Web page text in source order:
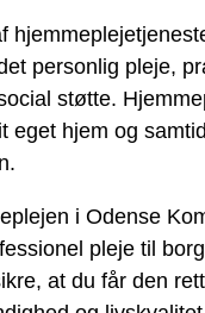
personlig pleje,
støtte.
eget hjem og
i Odense
pleje til
at du får den